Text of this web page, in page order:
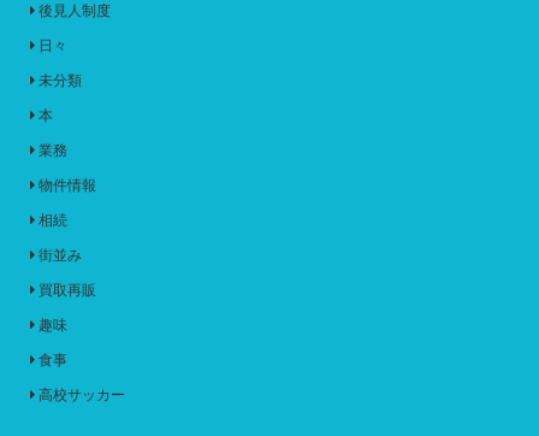
後見人制度
日々
未分類
本
業務
物件情報
相続
街並み
買取再販
趣味
食事
高校サッカー